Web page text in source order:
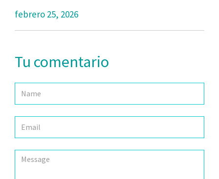
febrero 25, 2026
Tu comentario